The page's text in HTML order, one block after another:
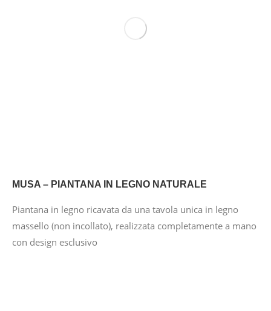
MUSA – PIANTANA IN LEGNO NATURALE
Piantana in legno ricavata da una tavola unica in legno
massello (non incollato), realizzata completamente a mano
con design esclusivo